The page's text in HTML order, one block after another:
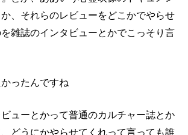
、それらのレビューをどこかでやらせ
雑誌のインタビューとかでこっそり言
ったんですね
ューとかって普通のカルチャー誌とか
どうにかやらせてくれって言っても誰